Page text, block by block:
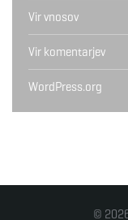
Vir vnosov
Vir komentarjev
WordPress.org
©